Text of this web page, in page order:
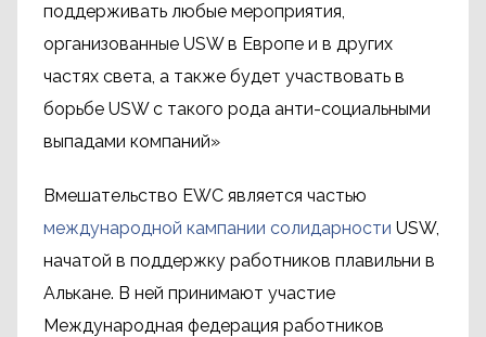
поддерживать любые мероприятия,
организованные USW в Европе и в других
частях света, а также будет участвовать в
борьбе USW с такого рода анти-социальными
выпадами компаний»
Вмешательство EWC является частью
международной кампании солидарности USW,
начатой в поддержку работников плавильни в
Алькане. В ней принимают участие
Международная федерация работников